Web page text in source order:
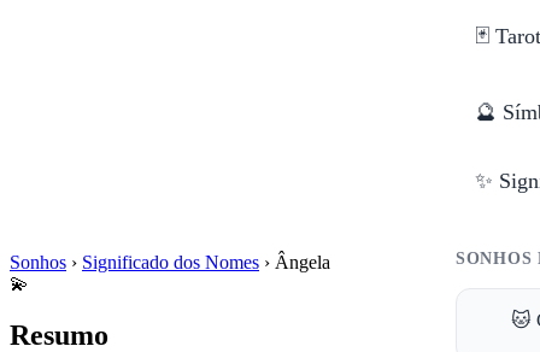
🃏
🔮
✨
SONHOS
🐱
Sonhos › Significado dos Nomes › Ângela
💫
Resumo